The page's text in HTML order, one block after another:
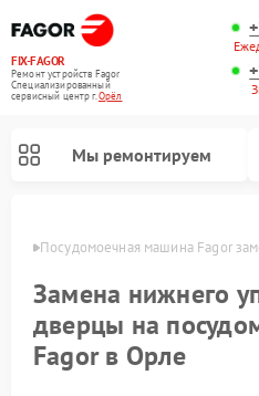
FIX-FAGOR
Ремонт устройств Fagor
Специализированный
cервисный центр г.Орёл
Мы ремонтируем
Посудомоечная машина Fagor
Замена нижнего
дверцы на
Fagor в Орле